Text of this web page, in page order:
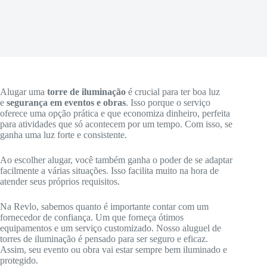
Alugar uma torre de iluminação é crucial para ter boa luz
e segurança em eventos e obras. Isso porque o serviço
oferece uma opção prática e que economiza dinheiro, perfeita
para atividades que só acontecem por um tempo. Com isso, se
ganha uma luz forte e consistente.
Ao escolher alugar, você também ganha o poder de se adaptar
facilmente a várias situações. Isso facilita muito na hora de
atender seus próprios requisitos.
Na Revlo, sabemos quanto é importante contar com um
fornecedor de confiança. Um que forneça ótimos
equipamentos e um serviço customizado. Nosso aluguel de
torres de iluminação é pensado para ser seguro e eficaz.
Assim, seu evento ou obra vai estar sempre bem iluminado e
protegido.